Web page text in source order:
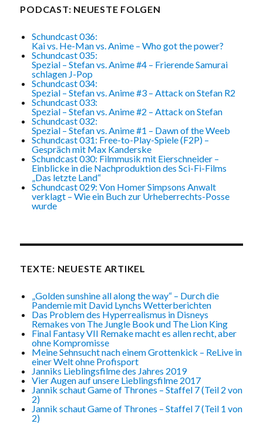
Große
großer
Panne
PODCAST: NEUESTE FOLGEN
Schundcast 036:
Kai vs. He-Man vs. Anime – Who got the power?
Schundcast 035:
Spezial – Stefan vs. Anime #4 – Frierende Samurai
schlagen J-Pop
Schundcast 034:
Spezial – Stefan vs. Anime #3 – Attack on Stefan R2
Schundcast 033:
Spezial – Stefan vs. Anime #2 – Attack on Stefan
Schundcast 032:
Spezial – Stefan vs. Anime #1 – Dawn of the Weeb
Schundcast 031: Free-to-Play-Spiele (F2P) –
Gespräch mit Max Kanderske
Schundcast 030: Filmmusik mit Eierschneider –
Einblicke in die Nachproduktion des Sci-Fi-Films
„Das letzte Land“
Schundcast 029: Von Homer Simpsons Anwalt
verklagt – Wie ein Buch zur Urheberrechts-Posse
wurde
TEXTE: NEUESTE ARTIKEL
„Golden sunshine all along the way“ – Durch die
Pandemie mit David Lynchs Wetterberichten
Das Problem des Hyperrealismus in Disneys
Remakes von The Jungle Book und The Lion King
Final Fantasy VII Remake macht es allen recht, aber
ohne Kompromisse
Meine Sehnsucht nach einem Grottenkick – ReLive in
einer Welt ohne Profisport
Janniks Lieblingsfilme des Jahres 2019
Vier Augen auf unsere Lieblingsfilme 2017
Jannik schaut Game of Thrones – Staffel 7 (Teil 2 von
2)
Jannik schaut Game of Thrones – Staffel 7 (Teil 1 von
2)